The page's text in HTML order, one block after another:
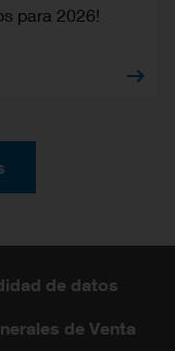
para 2026!
de datos
de Venta